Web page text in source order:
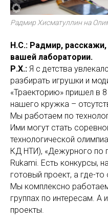
Радмир Хисматуллин на
Н.С.: Радмир,
вашей лаборатории.
Р.Х.: Я с детства
разбирать игрушки и
«Траекторию» пришел в
нашего кружка –
Мы работаем по
Ими могут стать
технологической
КД НТИ), «Дежурного по
Rukami. Есть конкурсы,
готовый проект, а где-то
Мы комплексно
группах по интересам. А
проекты.